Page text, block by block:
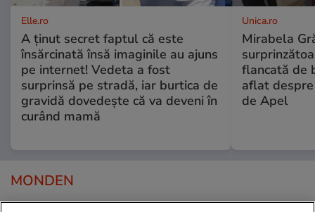
Elle.ro
A ținut secret faptul că este
însărcinată însă imaginile au ajuns
pe internet! Vedeta a fost
surprinsă pe stradă, iar burtica de
gravidă dovedește că va deveni în
curând mamă
Unica.ro
Mirabela
flancată de
aflat
de Apel
MONDEN